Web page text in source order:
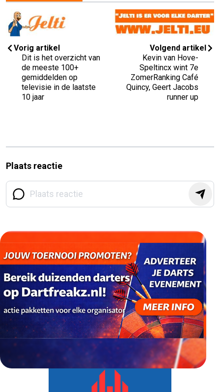
Vorig artikel
Dit is het overzicht van
de meeste 100+
gemiddelden op
televisie in de laatste
10 jaar
Volgend artikel
Kevin van Hove-
Speltincx wint 7e
ZomerRanking Café
Quincy, Geert Jacobs
runner up
Plaats reactie